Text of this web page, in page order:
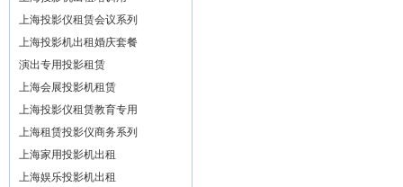
上海投影仪租赁会议系列
上海投影机出租婚庆套餐
演出专用投影租赁
上海会展投影机租赁
上海投影仪租赁教育专用
上海租赁投影仪商务系列
上海家用投影机出租
上海娱乐投影机出租